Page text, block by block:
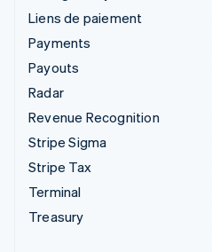
Liens de paiement
Payments
Payouts
Radar
Revenue Recognition
Stripe Sigma
Stripe Tax
Terminal
Treasury